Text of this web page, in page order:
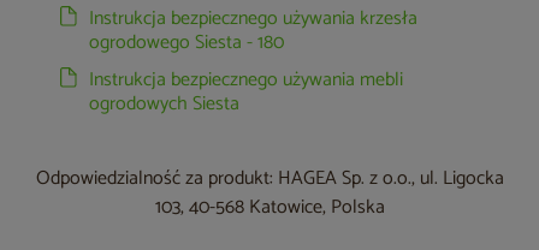
Instrukcja bezpiecznego używania krzesła
ogrodowego Siesta - 180
Instrukcja bezpiecznego używania mebli
ogrodowych Siesta
Odpowiedzialność za produkt: HAGEA Sp. z o.o., ul. Ligocka
103, 40-568 Katowice, Polska